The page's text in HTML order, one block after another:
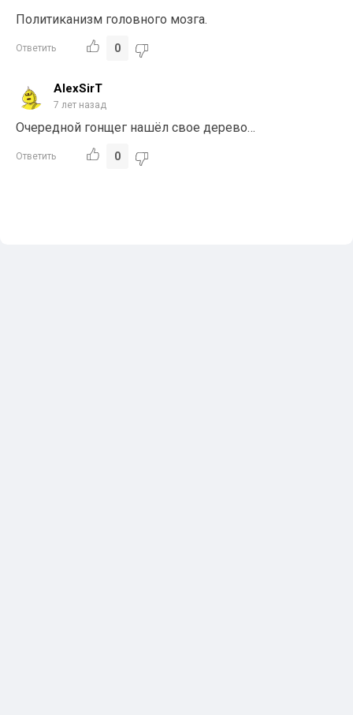
Политиканизм головного мозга.
Ответить 0
AlexSirT
7 лет назад
Очередной гонщег нашёл свое дерево…
Ответить 0